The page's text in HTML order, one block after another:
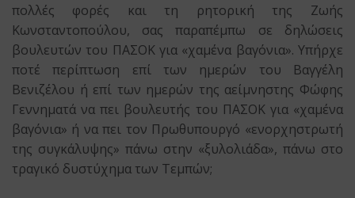
πολλές φορές και τη ρητορική της Ζωής
Κωνσταντοπούλου, σας παραπέμπω σε δηλώσεις
βουλευτών του ΠΑΣΟΚ για «χαμένα βαγόνια». Υπήρχε
ποτέ περίπτωση επί των ημερών του Βαγγέλη
Βενιζέλου ή επί των ημερών της αείμνηστης Φώφης
Γεννηματά να πει βουλευτής του ΠΑΣΟΚ για «χαμένα
βαγόνια» ή να πει τον Πρωθυπουργό «ενορχηστρωτή
της συγκάλυψης» πάνω στην «ξυλολιάδα», πάνω στο
τραγικό δυστύχημα των Τεμπών;